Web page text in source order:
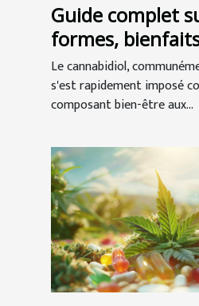
Guide complet
formes,
de choix
Le cannabidiol,
s'est rapidement imposé
composant bien-être aux...